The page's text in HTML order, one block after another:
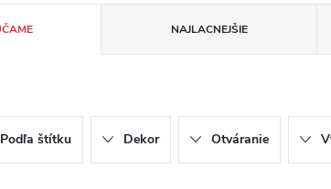
produktovNAJLACNEJŠIE
Podľa štítku Dekor Otváranie